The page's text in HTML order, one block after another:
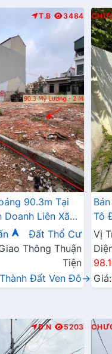
T.B 3484
90.3m Tại
Liên Xã
Đất Thổ Cư
Thông Thuận
Tiện
Thành Đất Ven Đô→
Tô
Vị
Giá:
Đ.N 5203